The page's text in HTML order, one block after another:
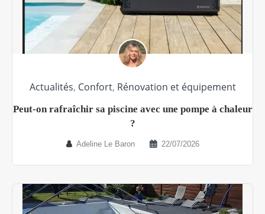
Actualités, Confort, Rénovation et équipement
Peut-on rafraîchir sa piscine avec une pompe à chaleur
?
Adeline Le Baron 22/07/2026